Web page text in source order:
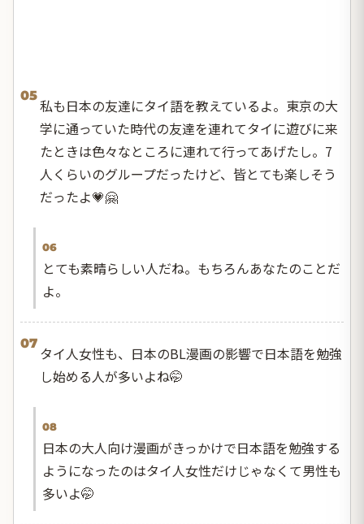
05
私も日本の友達にタイ語を教えているよ。東京の大
学に通っていた時代の友達を連れてタイに遊びに来
たときは色々なところに連れて行ってあげたし。7
人くらいのグループだったけど、皆とても楽しそう
だったよ💗🤗
06
とても素晴らしい人だね。もちろんあなたのことだ
よ。
07
タイ人女性も、日本のBL漫画の影響で日本語を勉強
し始める人が多いよね🤭
08
日本の大人向け漫画がきっかけで日本語を勉強する
ようになったのはタイ人女性だけじゃなくて男性も
多いよ🤭